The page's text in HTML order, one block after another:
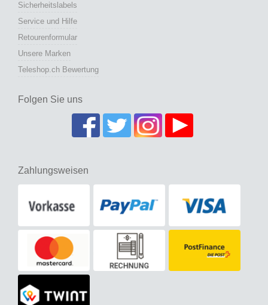
Sicherheitslabels
Service und Hilfe
Retourenformular
Unsere Marken
Teleshop.ch Bewertung
Folgen Sie uns
Zahlungsweisen